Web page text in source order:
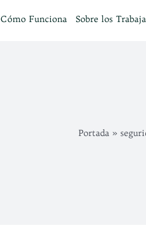
Cómo Funciona Sobre los
Portada »